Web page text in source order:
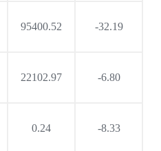
95400.52 -32.19
22102.97 -6.80
0.24 -8.33